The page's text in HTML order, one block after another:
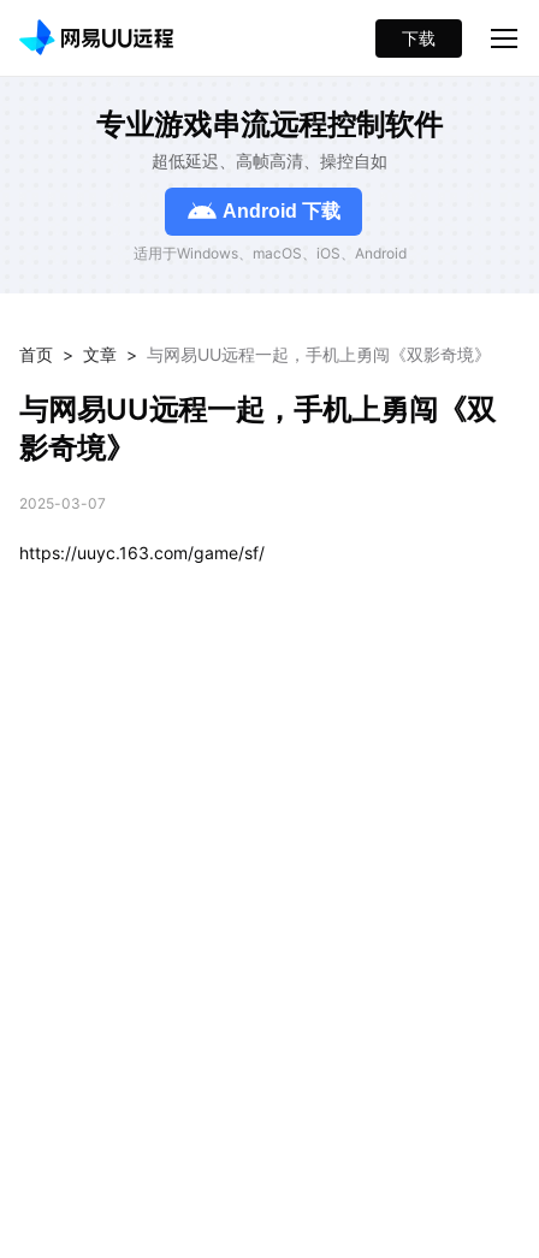
下载
专业游戏串流远程控制软件
超低延迟、高帧高清、操控自如
Android 下载
适用于Windows、macOS、iOS、Android
首页 > 文章 > 与网易UU远程一起，手机上勇闯《双影奇境》
与网易UU远程一起，手机上勇闯《双
影奇境》
2025-03-07
https://uuyc.163.com/game/sf/